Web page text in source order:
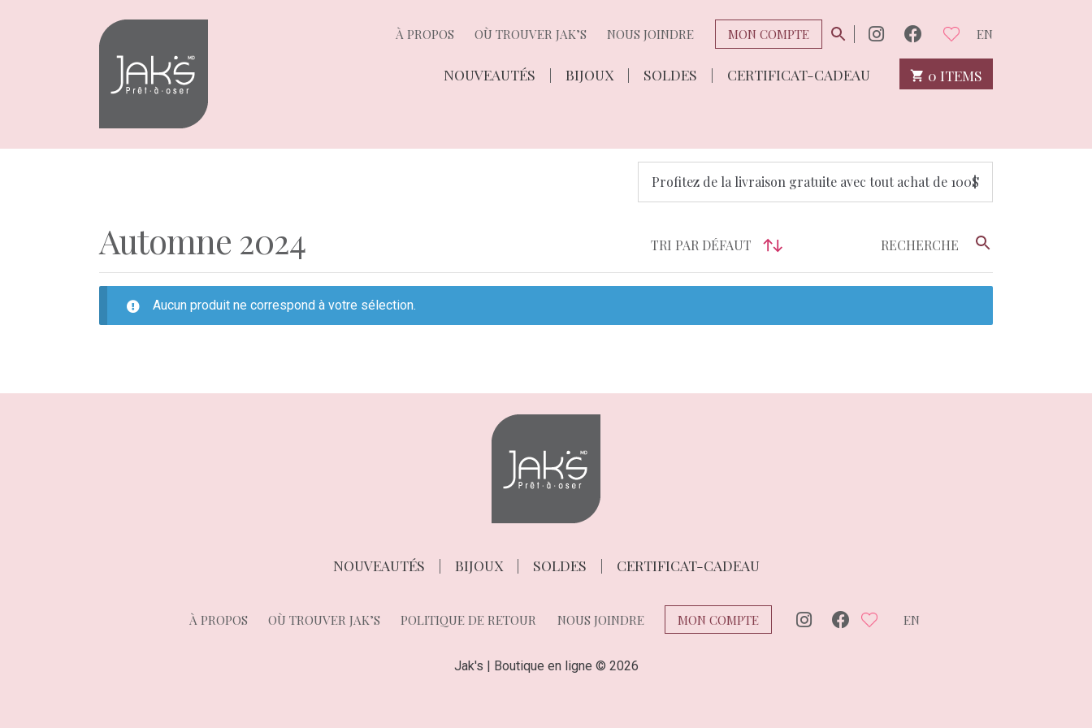
Aller
à
navigation
Aller
au
À PROPOS OÙ TROUVER JAK’S NOUS JOINDRE MON COMPTE EN
NOUVEAUTÉS BIJOUX SOLDES CERTIFICAT-CADEAU 0 ITEMS
Profitez de la livraison gratuite avec tout achat de 100$
Automne 2024
Aucun produit ne correspond à votre sélection.
NOUVEAUTÉS BIJOUX SOLDES CERTIFICAT-CADEAU
À PROPOS OÙ TROUVER JAK’S POLITIQUE DE RETOUR NOUS JOINDRE MON COMPTE EN
Jak's | Boutique en ligne © 2026